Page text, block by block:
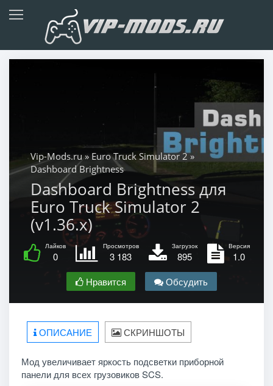
Vip-Mods.ru» Euro Truck Simulator 2»
Dashboard Brightness
Dashboard Brightness для
Euro Truck Simulator 2
(v1.36.x)
Лайков
0
Просмотров
3 183
Загрузок
895
Версия
1.0
Нравится
Обсудить
ОПИСАНИЕ СКРИНШОТЫ
Мод увеличивает яркость подсветки приборной
панели для всех грузовиков SCS.